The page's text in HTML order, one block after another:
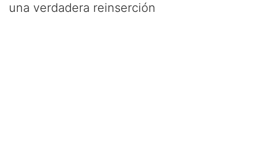
una verdadera reinserción